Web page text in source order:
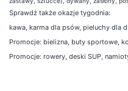
Sprawdź także okazje tygodnia:
kawa, karma dla psów, pieluchy dla
Promocje: bielizna, buty sportowe,
Promocje: rowery, deski SUP,